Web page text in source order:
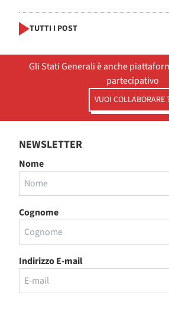
TUTTI I POST
Gli Stati Generali è anche
partecipativo
VUOI COLLABORARE
NEWSLETTER
Nome
Cognome
Indirizzo E-mail